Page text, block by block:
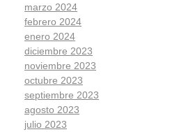
marzo 2024
febrero 2024
enero 2024
diciembre 2023
noviembre 2023
octubre 2023
septiembre 2023
agosto 2023
julio 2023